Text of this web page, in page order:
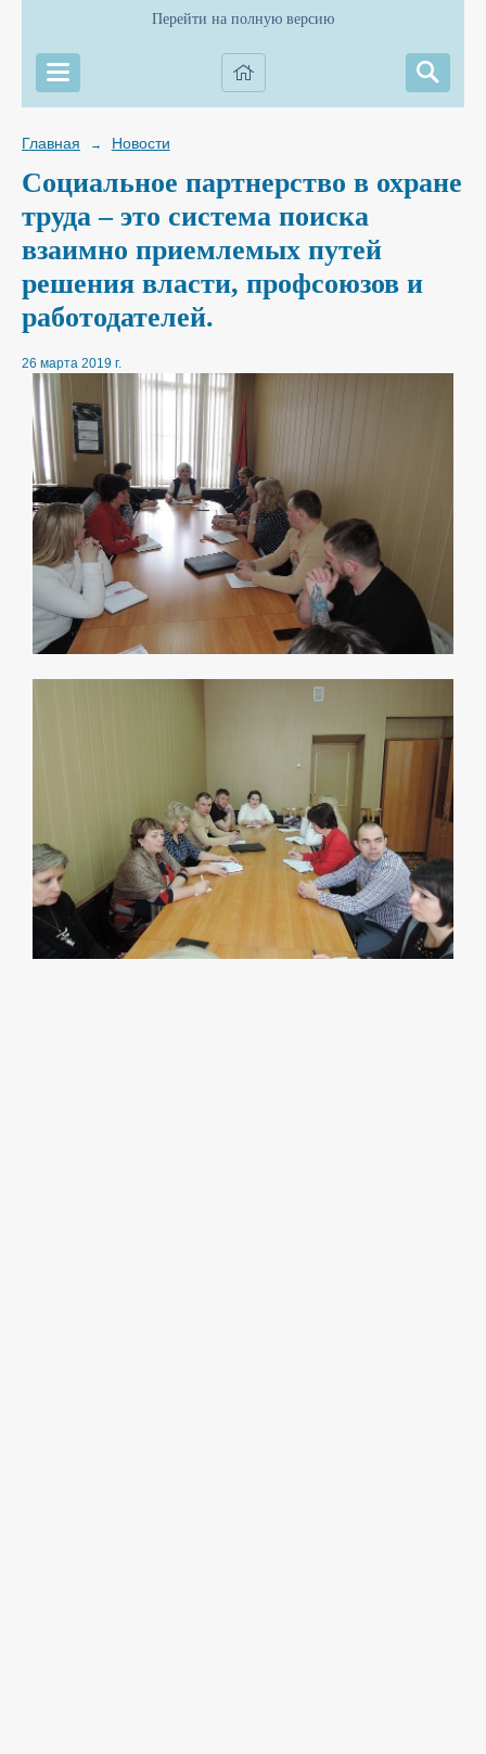
Перейти на полную версию
Главная → Новости
Социальное партнерство в охране
труда – это систе­ма поиска
взаимно приемлемых путей
решения власти, профсоюзов и
работодателей.
26 марта 2019 г.